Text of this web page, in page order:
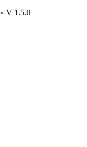
» V 1.5.0